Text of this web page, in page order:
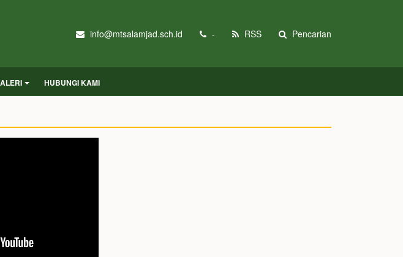
info@mtsalamjad.sch.id - RSS Pencarian
HUBUNGI KAMI